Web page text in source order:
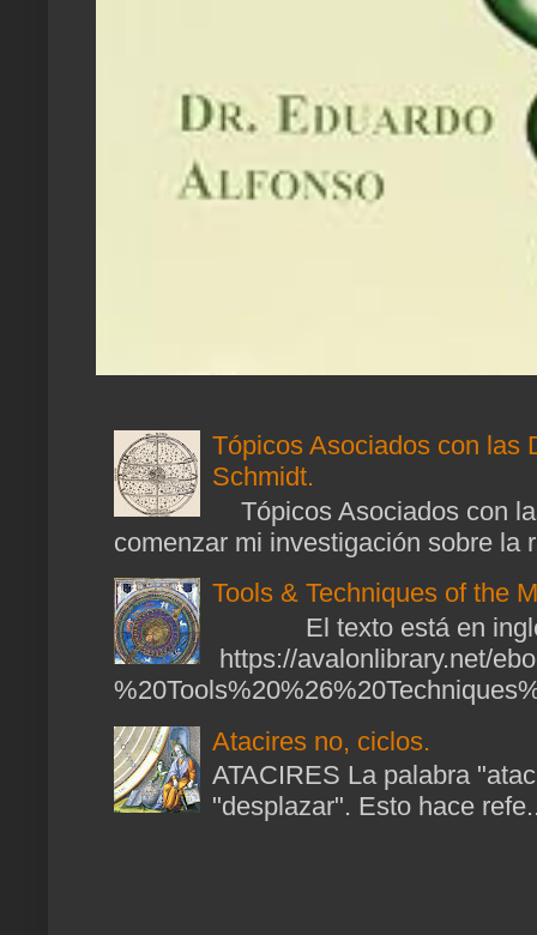
Tópicos Asociados con las
Schmidt.
Tópicos Asociados con
comenzar mi investigación sobre la
Tools & Techniques of the
El texto está en
https://avalonlibrary.net/
Atacires no, ciclos.
ATACIRES La palabra
"desplazar". Esto hace